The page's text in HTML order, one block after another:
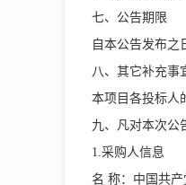
七、公告期限
自本公告发布之
八、其它补充事
本项目各投标人
九、凡对本次公
1.采购人信息
名 称：中国